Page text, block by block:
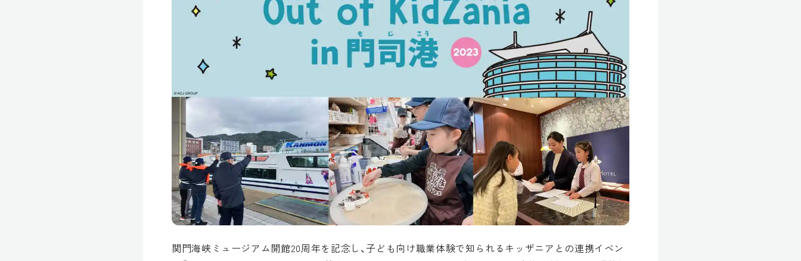
関門海峡ミュージアム開館20周年を記念し、子ども向け職業体験で知られるキッザニアとの連携イベン